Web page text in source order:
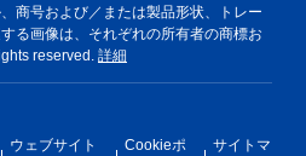
商号および／または製品形状、トレー
る画像は、それぞれの所有者の商標お
reserved. 詳細
ウェブサイト
Cookieポ
サイトマ